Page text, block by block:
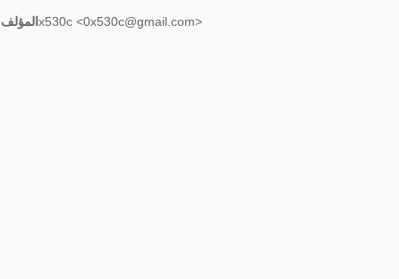
0x530c <0x530c@gmail.com>